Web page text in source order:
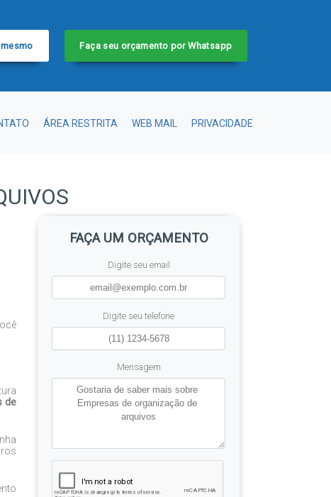
Faça seu orçamento por Whatsapp
ÁREA RESTRITA WEB MAIL PRIVACIDADE
de
FAÇA UM ORÇAMENTO
Digite seu email
Digite seu telefone
Mensagem